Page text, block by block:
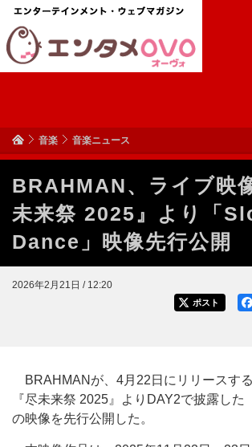
音楽 音楽ニュース
BRAHMAN、ライブ映
未来祭 2025』より「
Dance」映像先行公開
2026年2月21日 / 12:20
ポスト
BRAHMANが、4月22日にリリースす
『尽未来祭 2025』よりDAY2で披露した
の映像を先行公開した。